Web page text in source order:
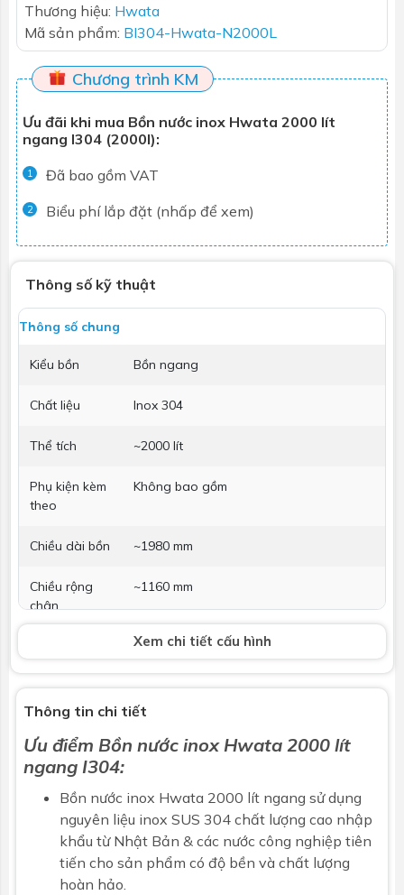
Thương hiệu: Hwata
Mã sản phẩm: BI304-Hwata-N2000L
Chương trình KM
Ưu đãi khi mua Bồn nước inox Hwata 2000 lít
ngang I304 (2000l):
1 Đã bao gồm VAT
2 Biểu phí lắp đặt (nhấp để xem)
Thông số kỹ thuật
Thông số chung
Kiểu bồn Bồn ngang
Chất liệu Inox 304
Thể tích ~2000 lít
Phụ kiện kèm
theo
Không bao gồm
Chiều dài bồn ~1980 mm
Chiều rộng
chân
~1160 mm
~1300 mm
Bảo hành Bảo hành chính hãng 12 năm
công bố chất lượng sản phẩm). Có thể được thay đổi bởi
nhà sản xuất mà không kịp báo trước.
Xem chi tiết cấu hình
Thông tin chi tiết
Ưu điểm Bồn nước inox Hwata 2000 lít
ngang I304:
Bồn nước inox Hwata 2000 lít ngang sử dụng
nguyên liệu inox SUS 304 chất lượng cao nhập
khẩu từ Nhật Bản & các nước công nghiệp tiên
tiến cho sản phẩm có độ bền và chất lượng
hoàn hảo.